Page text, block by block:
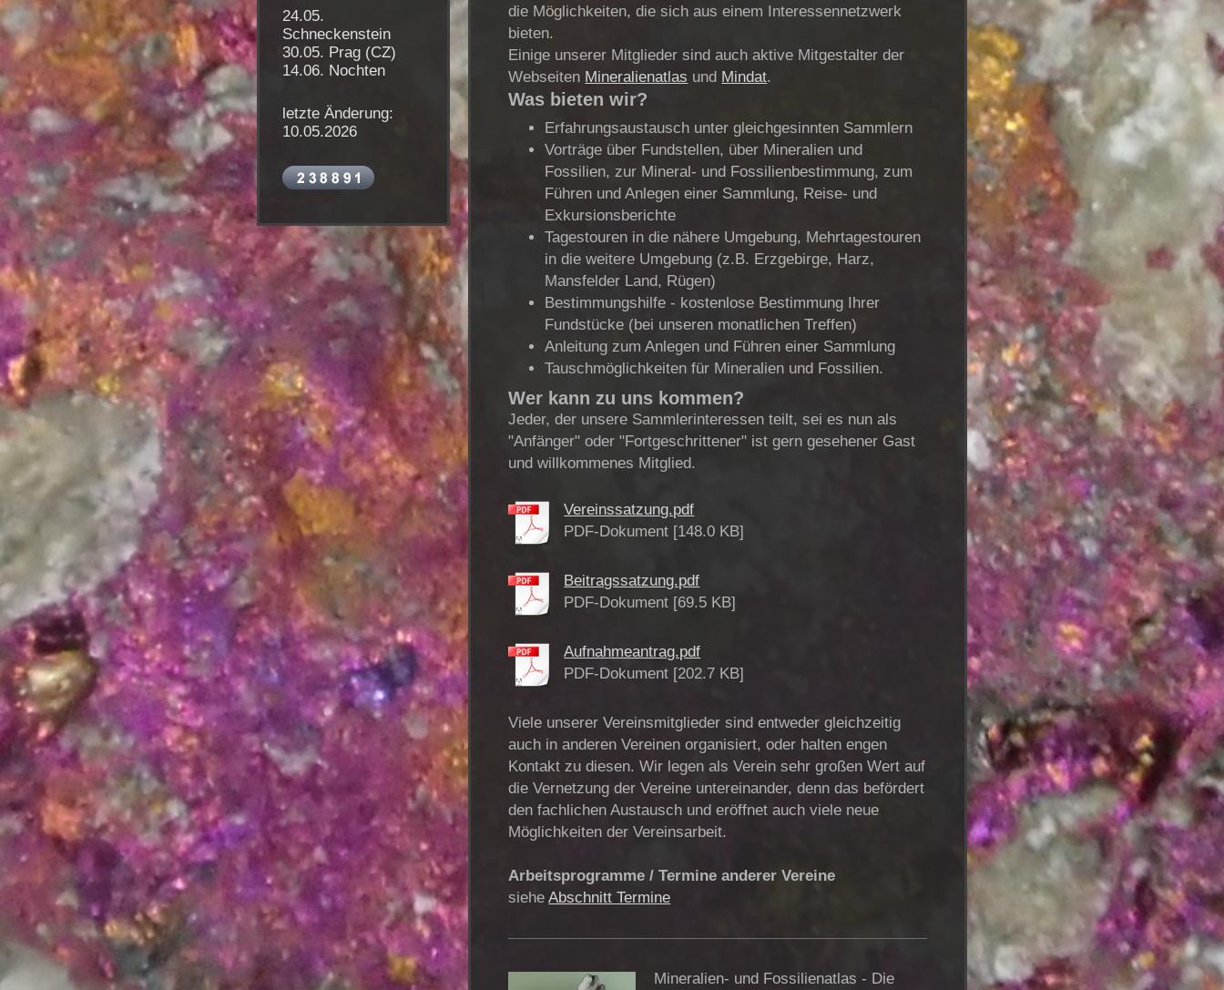
24.05.
Schneckenstein
30.05. Prag (CZ)
14.06. Nochten
letzte Änderung:
10.05.2026
die Möglichkeiten, die sich aus einem Interessennetzwerk
bieten.
Einige unserer Mitglieder sind auch aktive Mitgestalter der
Webseiten Mineralienatlas und Mindat.
Was bieten wir?
Erfahrungsaustausch unter gleichgesinnten Sammlern
Vorträge über Fundstellen, über Mineralien und
Fossilien, zur Mineral- und Fossilienbestimmung, zum
Führen und Anlegen einer Sammlung, Reise- und
Exkursionsberichte
Tagestouren in die nähere Umgebung, Mehrtagestouren
in die weitere Umgebung (z.B. Erzgebirge, Harz,
Mansfelder Land, Rügen)
Bestimmungshilfe - kostenlose Bestimmung Ihrer
Fundstücke (bei unseren monatlichen Treffen)
Anleitung zum Anlegen und Führen einer Sammlung
Tauschmöglichkeiten für Mineralien und Fossilien.
Wer kann zu uns kommen?
Jeder, der unsere Sammlerinteressen teilt, sei es nun als
"Anfänger" oder "Fortgeschrittener" ist gern gesehener Gast
und willkommenes Mitglied.
Vereinssatzung.pdf
PDF-Dokument [148.0 KB]
Beitragssatzung.pdf
PDF-Dokument [69.5 KB]
Aufnahmeantrag.pdf
PDF-Dokument [202.7 KB]
Viele unserer Vereinsmitglieder sind entweder gleichzeitig
auch in anderen Vereinen organisiert, oder halten engen
Kontakt zu diesen. Wir legen als Verein sehr großen Wert auf
die Vernetzung der Vereine untereinander, denn das befördert
den fachlichen Austausch und eröffnet auch viele neue
Möglichkeiten der Vereinsarbeit.
Arbeitsprogramme / Termine anderer Vereine
sieheAbschnitt Termine
Mineralien- und Fossilienatlas - Die